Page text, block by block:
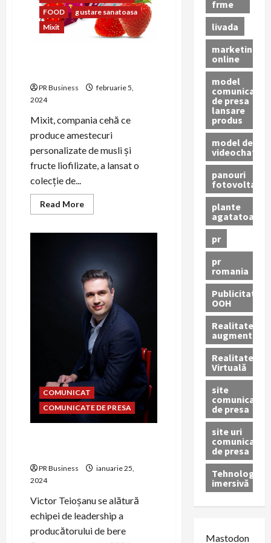
Green
PPA
FOOD
gustare sanatoasa
Mixit
PR Business
februarie 5,
2024
Mixit, compania cehă ce
produce amestecuri
personalizate de musli și
fructe liofilizate, a lansat o
colecție de...
Read MoreRead
more
Valentine’s
Day
și
Dragobete
COMUNICAT
COMUNICATE DE PRESA
PR Business
ianuarie 25,
2024
Victor Teioșanu se alătură
echipei de leadership a
producătorului de bere
frme
livada
marketing
online
model
comunicat
de presa
lansare
produs
model de
videochat
panouri
fotovoltaice
plante
agatatoare
pr
pr
romania
Publicitate
OOH
Realitatea
augmentată
Realitatea
Virtuală
site
comunicate
de presa
site uri
comunicate
de presa
Tehnologie
imersivă
Mastodon